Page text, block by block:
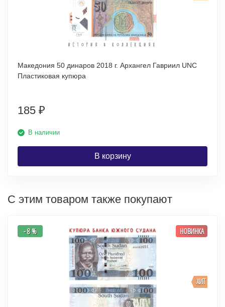
Македония 50 динаров 2018 г. Архангел Гавриил UNC
Пластиковая купюра
185 ₽
В наличии
В корзину
С этим товаром также покупают
ХИТ
- 8 % НОВИНКА